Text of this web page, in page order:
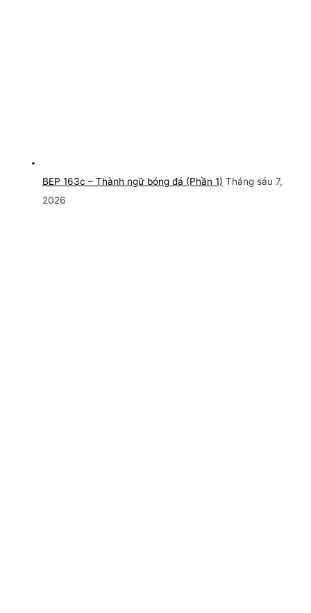
BEP 163c – Thành ngữ bóng đá (Phần 1) Tháng sáu 7,
2026